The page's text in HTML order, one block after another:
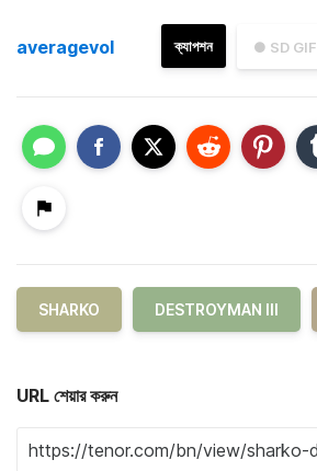
● SD GIF
ক্যাপশন
averagevol
SHARKO DESTROYMAN III
URL শেয়ার করুন